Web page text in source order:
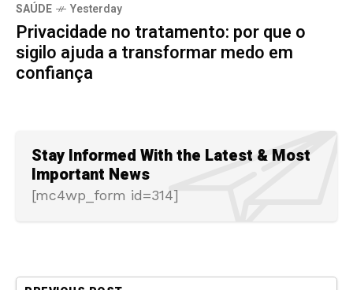
SAÚDE Yesterday
Privacidade no tratamento: por que o
sigilo ajuda a transformar medo em
confiança
Stay Informed With the Latest & Most
Important News
[mc4wp_form id=314]